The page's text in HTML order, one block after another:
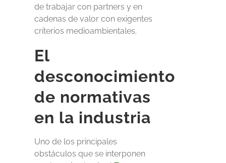
de trabajar con partners y en
cadenas de valor con exigentes
criterios medioambientales.
El
desconocimiento
de normativas
en la industria
Uno de los principales
obstáculos que se interponen